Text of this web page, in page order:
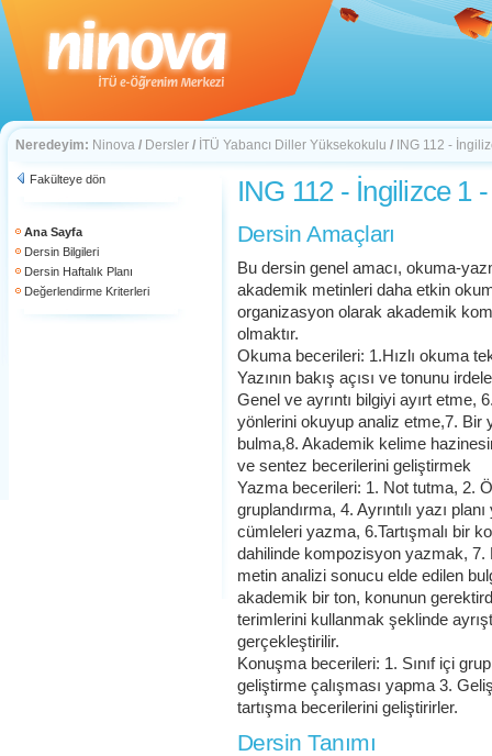
Neredeyim: Ninova / Dersler / İTÜ Yabancı Diller Yüksekokulu / ING 112 -
Fakülteye dön
Ana Sayfa
Dersin Bilgileri
Dersin Haftalık Planı
Değerlendirme Kriterleri
ING 112 - İngilizce 1
Dersin Amaçları
Bu dersin genel amacı, okuma-
akademik metinleri daha etkin
organizasyon olarak akademik
olmaktır.
Okuma becerileri: 1.Hızlı okuma
Yazının bakış açısı ve tonunu
Genel ve ayrıntı bilgiyi ayırt etme,
yönlerini okuyup analiz etme,7. Bir
bulma,8. Akademik kelime
ve sentez becerilerini geliştirmek
Yazma becerileri: 1. Not tutma, 2.
gruplandırma, 4. Ayrıntılı yazı
cümleleri yazma, 6.Tartışmalı bir
dahilinde kompozisyon yazmak,
metin analizi sonucu elde edilen
akademik bir ton, konunun
terimlerini kullanmak şeklinde
gerçekleştirilir.
Konuşma becerileri: 1. Sınıf içi
geliştirme çalışması yapma 3.
tartışma becerilerini geliştirirler.
Dersin Tanımı